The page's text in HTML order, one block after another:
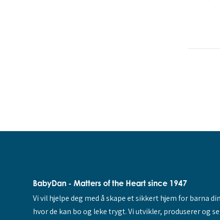
BabyDan - Matters of the Heart since 1947
Vi vil hjelpe deg med å skape et sikkert hjem for barna
hvor de kan bo og leke trygt. Vi utvikler, produserer og